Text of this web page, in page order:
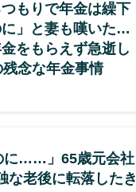
つもりで年金は繰下
」と妻も嘆いた…
金をもらえず急逝し
念な年金事情
に……」65歳元会社
な老後に転落したき